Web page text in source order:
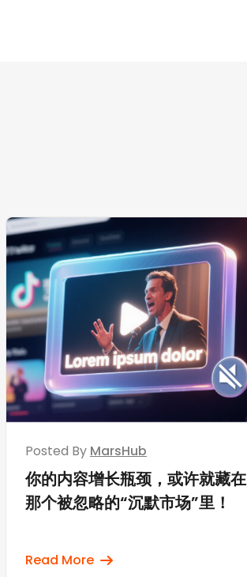
Posted By MarsHub
你的内容增长瓶颈，或许就藏在
那个被忽略的“沉默市场”里！
Read More